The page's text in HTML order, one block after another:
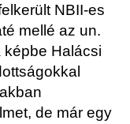
NBII-es
mellé az un.
képbe Halácsi
de már egy